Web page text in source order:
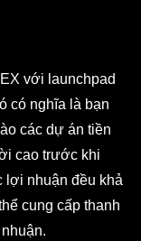
với launchpad
có nghĩa là bạn
các dự án tiền
cao trước khi
lợi nhuận đều khả
cung cấp thanh